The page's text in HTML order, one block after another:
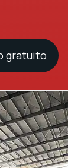
gratuito